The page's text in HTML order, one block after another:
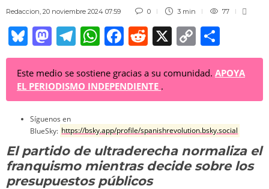
Redaccion 20 noviembre 2024 07:59 0 3 min 77
Bl
u
e
sk
y
M
a
st
o
d
o
n
T
el
e
gr
m
W
h
at
s
p
p
F
a
c
e
o
o
k
R
e
d
di
X C
o
p
n
k
o
m
tir
Este medio se sostiene gracias a su comunidad. APOYA
EL PERIODISMO INDEPENDIENTE .
Síguenos en
BlueSky: https://bsky.app/profile/spanishrevolution.bsky.social
El partido de ultraderecha normaliza el
franquismo mientras decide sobre los
presupuestos públicos